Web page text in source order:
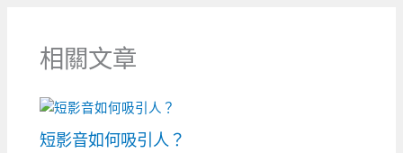
相關文章
短影音如何吸引人？